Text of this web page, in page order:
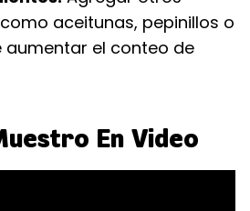
aceitunas, pepinillos o
aumentar el conteo de
En Video